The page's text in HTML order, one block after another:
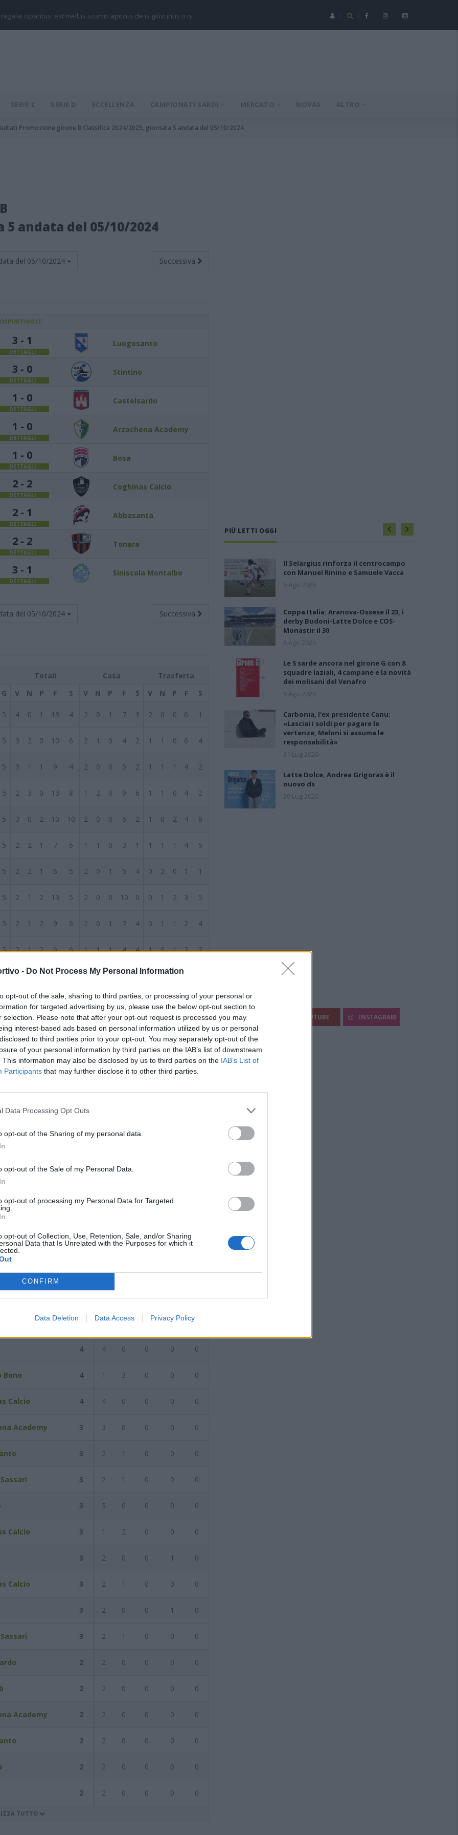
- Do Not Process My Personal Information
opt-out of the sale, sharing to third parties, or processing of your personal or
for targeted advertising by us, please use the below opt-out section to
selection. Please note that after your opt-out request is processed you may
interest-based ads based on personal information utilized by us or personal
to third parties prior to your opt-out. You may separately opt-out of the
of your personal information by third parties on the IAB’s list of downstream
This information may also be disclosed by us to third parties on the IAB’s List of
Participants that may further disclose it to other third parties.
Data Processing Opt Outs
opt-out of the Sharing of my personal data.
opt-out of the Sale of my Personal Data.
opt-out of processing my Personal Data for Targeted
opt-out of Collection, Use, Retention, Sale, and/or Sharing
Data that Is Unrelated with the Purposes for which it
CONFIRM
Data Deletion Data Access Privacy Policy
regalai ispantus: est mellus scumiti apitzus de is giòvunus o is… Serie C - Coppa Italia: Spezia-Torres posticipata a domenica 16
SERIE C SERIE D ECCELLENZA CAMPIONATI SARDI MERCATO NOVAS ALTRO
Promozione girone B Classifica 2024/2025, giornata 5 andata del 05/10/2024
5 andata del 05/10/2024
del 05/10/2024 Successiva
3 - 1
DETTAGLI
Luogosanto
3 - 0
DETTAGLI
Stintino
1 - 0
DETTAGLI
Castelsardo
1 - 0
DETTAGLI
Arzachena Academy
1 - 0
DETTAGLI
Bosa
2 - 2
DETTAGLI
Coghinas Calcio
2 - 1
DETTAGLI
Abbasanta
2 - 2
DETTAGLI
Tonara
3 - 1
DETTAGLI
Siniscola Montalbo
del 05/10/2024 Successiva
Totali Casa
Trasferta
G V N P F S V N P F S V N P F S
5 4 0 1 13 4 2 0 1 7 3 2 0 0 6 1
5 3 2 0 10 6 2 1 0 4 2 1 1 0 6 4
5 3 1 1 9 4 2 0 0 5 2 1 1 1 4 2
5 2 3 0 13 8 1 2 0 9 6 1 1 0 4 2
5 3 0 2 10 10 2 0 0 6 2 1 0 2 4 8
5 2 2 1 7 6 1 1 0 3 1 1 1 1 4 5
5 2 2 1 6 5 2 0 1 5 4 0 2 0 1 1
5 2 1 2 13 5 2 0 0 10 0 0 1 2 3 5
5 2 1 2 9 8 2 0 1 7 4 0 1 1 2 4
5 2 1 2 6 6 1 1 1 4 4 1 0 1 2 2
5 2 1 2 7 9 1 1 0 5 3 1 0 2
5 2 1 2 5 9 1 0 1 2 5 1 1 1 3 4
5 1 2 2 9 11 1 2 0 7 2 0 0 2 2 9
5 1 2 2 4 6 1 1 1 3 4 0 1 1 1 2
5 0 7 0
5 0 1 4 5 11 0 0 2 1 4
del05/10/2024 Successiva
Reti AZ RIG PUN ANG CDF
Bono 7 7 0 0 0 0
Academy 5 0 0
4 4 0 0 0 0
4 1 3 0 0 0
Calcio 4 4 0 0 0 0
Academy 3 3 0 0 0 0
3 2 1 0 0 0
3 2 1 0 0 0
3 3 0 0 0 0
Calcio 3 1 2 0 0 0
3 2 0 0 1 0
Calcio 3 2 1 0 0 0
3 2 0 0 1 0
3 2 1 0 0 0
2 2 0 0 0 0
2 2 0 0 0 0
Academy 2 2 0 0 0 0
2 2 0 0 0 0
2 2 0 0 0 0
2 2 0 0 0 0
TUTTO
PIÙ LETTI OGGI
Il Selargius rinforza il centrocampo
con Manuel Rinino e Samuele Vacca
6 Ago 2026
Coppa Italia: Aranova-Ossese il 23, i
derby Budoni-Latte Dolce e COS-
Monastir il 30
6 Ago 2026
Le 5 sarde ancora nel girone G con 8
squadre laziali, 4 campane e la novità
dei molisani del Venafro
6 Ago 2026
Carbonia, l'ex presidente Canu:
«Lasciai i soldi per pagare le
vertenze, Meloni si assuma le
responsabilità»
31 Lug 2026
Latte Dolce, Andrea Grigoras è il
nuovo ds
29 Lug 2026
Segui Diario Sportivo:
FACEBOOK YOUTUBE INSTAGRAM